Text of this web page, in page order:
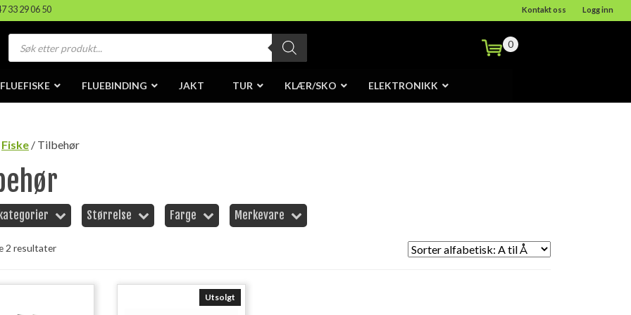
33 29 06 50 Kontakt oss Logg inn
Products
search
0
FLUEFISKE FLUEBINDING JAKT TUR KLÆR/SKO ELEKTRONIKK
Fiske / Tilbehør
Størrelse Farge Merkevare
2 resultater
Utsolgt